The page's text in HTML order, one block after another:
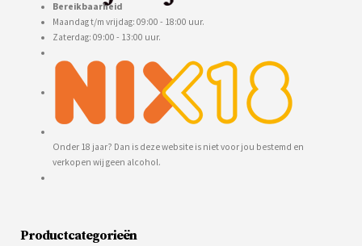
Bereikbaarheid
Maandag t/m vrijdag: 09:00 - 18:00 uur.
Zaterdag: 09:00 - 13:00 uur.
Onder 18 jaar? Dan is deze website is niet voor jou bestemd en
verkopen wij geen alcohol.
Productcategorieën